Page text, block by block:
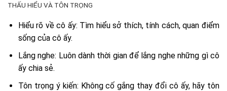
THẤU HIỂU VÀ TÔN TRỌNG
Hiểu rõ về cô ấy: Tìm hiểu sở thích, tính cách, quan điểm
sống của cô ấy.
Lắng nghe: Luôn dành thời gian để lắng nghe những gì cô
ấy chia sẻ.
Tôn trọng ý kiến: Không cố gắng thay đổi cô ấy, hãy tôn